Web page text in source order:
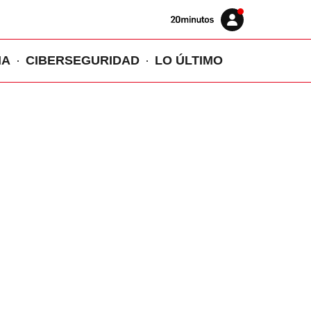
Volver
Iniciar
sesión
CIBERSEGURIDAD LO ÚLTIMO